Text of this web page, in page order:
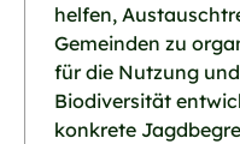
helfen,
Gemeinden zu
für die Nutzung
Biodiversität
konkrete